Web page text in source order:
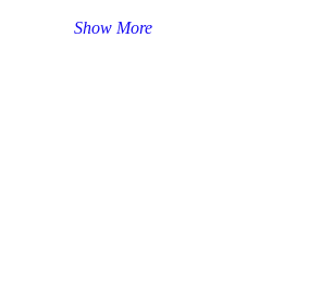
Show More